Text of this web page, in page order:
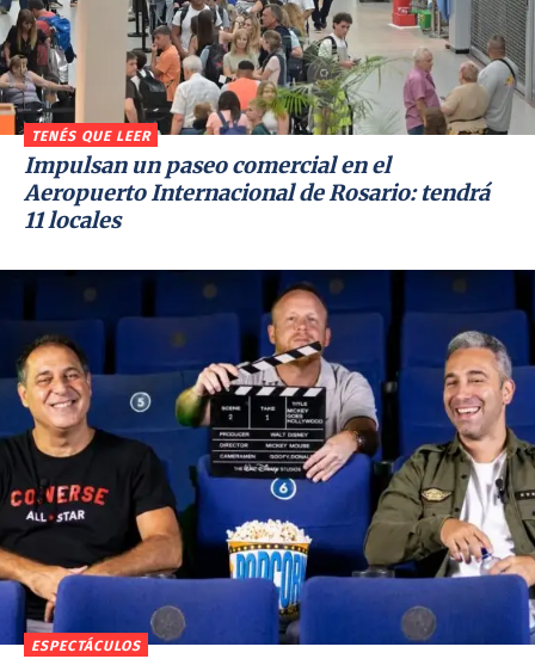
TENÉS QUE LEER
Impulsan un paseo comercial en el
Aeropuerto Internacional de Rosario: tendrá
11 locales
ESPECTÁCULOS